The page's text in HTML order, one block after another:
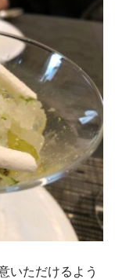
いただけるよう